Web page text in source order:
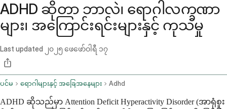
ADHD ဆိုတာ ဘာလဲ၊ ရောဂါလက္ခဏာ
များ၊ အကြောင်းရင်းများနှင့် ကုသမှု
Last updated ၂၀၂၅ ဖေဖော်ဝါရီ ၁၇
ပင်မ ရောဂါများနှင့် အခြေအနေများ Adhd
ADHD ဆိုသည်မှာ Attention Deficit Hyperactivity Disorder (အာရုံစူး